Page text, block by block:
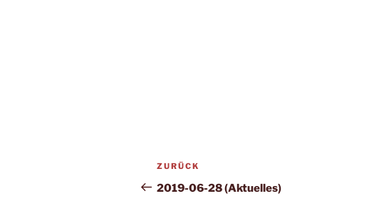
Beitragsnavigation
Vorheriger
Beitrag
ZURÜCK
2019-06-28 (Aktuelles)